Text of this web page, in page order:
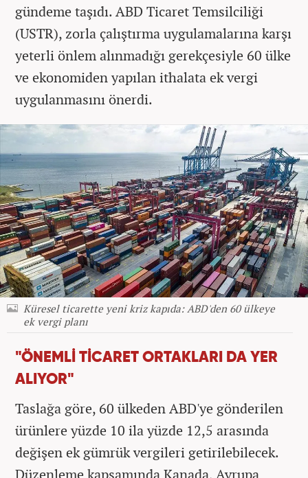
gündeme taşıdı. ABD Ticaret Temsilciliği
(USTR), zorla çalıştırma uygulamalarına karşı
yeterli önlem alınmadığı gerekçesiyle 60 ülke
ve ekonomiden yapılan ithalata ek vergi
uygulanmasını önerdi.
Küresel ticarette yeni kriz kapıda: ABD'den 60 ülkeye
ek vergi planı
"ÖNEMLİ TİCARET ORTAKLARI DA YER
ALIYOR"
Taslağa göre, 60 ülkeden ABD'ye gönderilen
ürünlere yüzde 10 ila yüzde 12,5 arasında
değişen ek gümrük vergileri getirilebilecek.
Düzenleme kapsamında Kanada, Avrupa